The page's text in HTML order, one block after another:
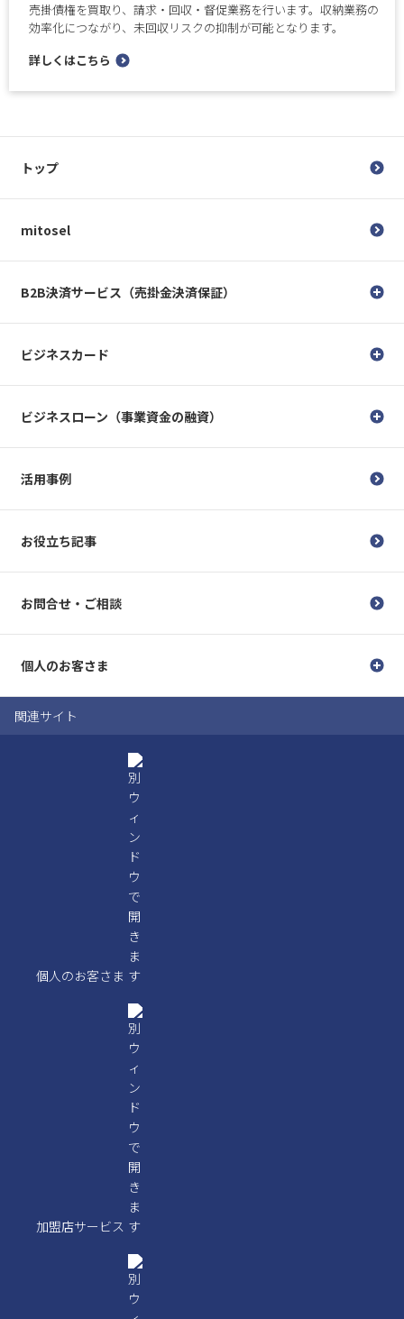
売掛債権を買取り、請求・回収・督促業務を行います。収納業務の
効率化につながり、未回収リスクの抑制が可能となります。
詳しくはこちら
トップ
mitosel
B2B決済サービス（売掛金決済保証）
ビジネスカード
ビジネスローン（事業資金の融資）
活用事例
お役立ち記事
お問合せ・ご相談
個人のお客さま
関連サイト
個人のお客さま
加盟店サービス